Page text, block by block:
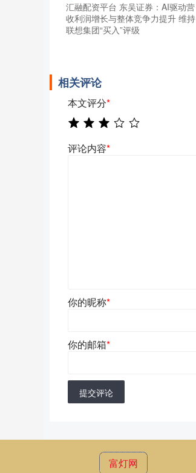
汇融配资平台 东吴证券：AI驱动营
收利润增长与整体竞争力提升 维持
联想集团“买入”评级
相关评论
本文评分*
评论内容*
你的昵称*
你的邮箱*
提交评论
富灯网